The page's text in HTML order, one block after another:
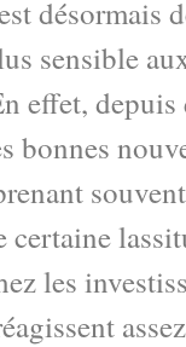
désormais
sensible
effet, depuis
bonnes
certaine
les